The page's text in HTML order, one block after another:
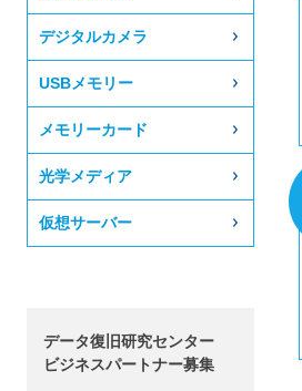
デジタルカメラ
USBメモリー
メモリーカード
光学メディア
仮想サーバー
データ復旧研究センター
ビジネスパートナー募集